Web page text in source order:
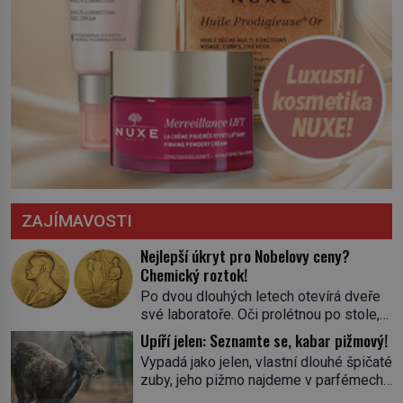
ZAJÍMAVOSTI
Nejlepší úkryt pro Nobelovy ceny?
Chemický roztok!
Po dvou dlouhých letech otevírá dveře
své laboratoře. Oči prolétnou po stole,
aby pak ulpěly na regálu, kde se nachází
všemožné látky. Hledá žluto-oranžovou
tekutinu, jakmile ji zahlédne, nesmírně
se mu uleví. Teď může svůj plán
Upíří jelen: Seznamte se, kabar pižmový!
Vypadá jako jelen, vlastní dlouhé špičaté
zuby, jeho pižmo najdeme v parfémech